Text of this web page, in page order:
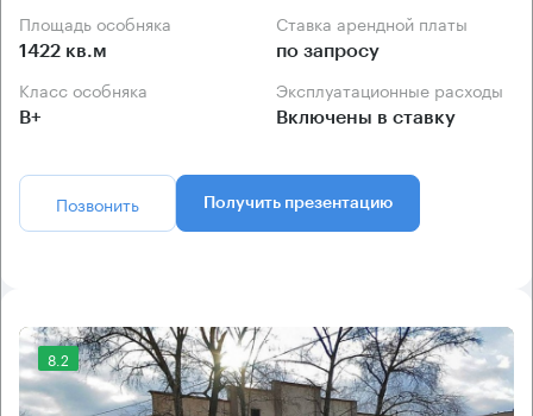
Площадь особняка
1422 кв.м
Ставка арендной платы
по запросу
Класс особняка
B+
Эксплуатационные расходы
Включены в ставку
Позвонить Получить презентацию
8.2